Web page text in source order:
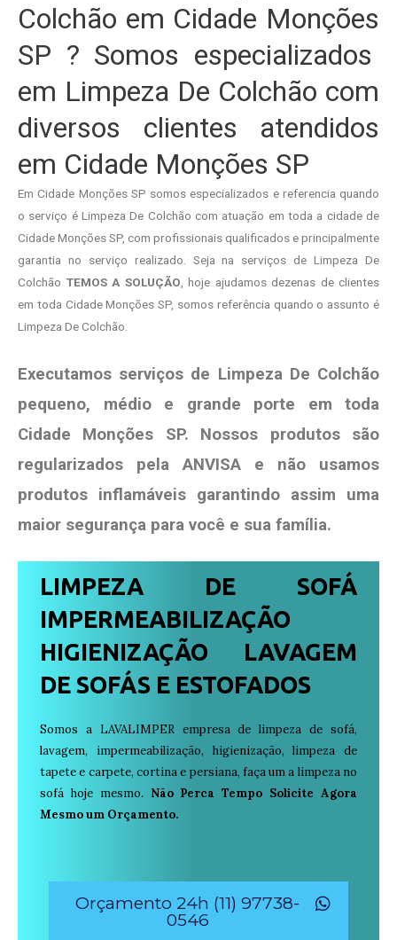
Colchão em Cidade Monções
SP ? Somos especializados
em Limpeza De Colchão com
diversos clientes atendidos
em Cidade Monções SP
Em Cidade Monções SP somos especializados e referencia quando
o serviço é Limpeza De Colchão com atuação em toda a cidade de
Cidade Monções SP, com profissionais qualificados e principalmente
garantia no serviço realizado. Seja na serviços de Limpeza De
Colchão TEMOS A SOLUÇÃO , hoje ajudamos dezenas de clientes
em toda Cidade Monções SP, somos referência quando o assunto é
Limpeza De Colchão.
Executamos serviços de Limpeza De Colchão
pequeno, médio e grande porte em toda
Cidade Monções SP. Nossos produtos são
regularizados pela ANVISA e não usamos
produtos inflamáveis garantindo assim uma
maior segurança para você e sua família.
LIMPEZA DE SOFÁ
IMPERMEABILIZAÇÃO
HIGIENIZAÇÃO LAVAGEM
DE SOFÁS E ESTOFADOS
Somos a LAVALIMPER empresa de limpeza de sofá,
lavagem, impermeabilização, higienização, limpeza de
tapete e carpete, cortina e persiana, faça um a limpeza no
sofá hoje mesmo. Não Perca Tempo Solicite Agora
Mesmo um Orçamento.
Orçamento 24h (11) 97738-
0546